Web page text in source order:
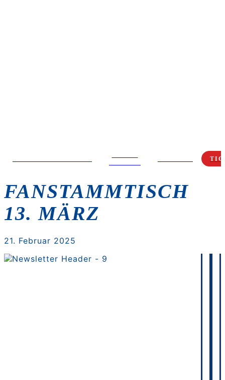
FANSTAMMTISCH
13. MÄRZ
21. Februar 2025